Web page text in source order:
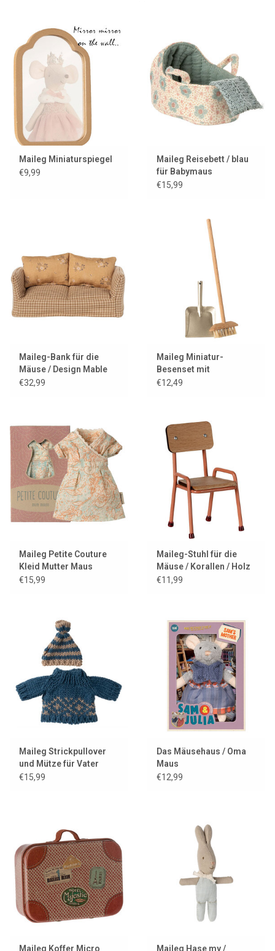
Maileg Miniaturspiegel
€9,99
Maileg Reisebett / blau
für Babymaus
€15,99
Maileg-Bank für die
Mäuse / Design Mable
€32,99
Maileg Miniatur-
Besenset mit
Kehrschaufel
€12,49
Maileg Petite Couture
Kleid Mutter Maus
€15,99
Maileg-Stuhl für die
Mäuse / Korallen / Holz
€11,99
Maileg Strickpullover
und Mütze für Vater
Maus
€15,99
Das Mäusehaus / Oma
Maus
€12,99
Maileg Koffer Micro Maileg Hase my /